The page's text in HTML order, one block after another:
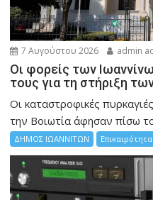
7 Αυγούστου 2026 admin
Οι φορείς των
τους για τη στήριξη
Οι καταστροφικές
την Bοιωτία άφησαν πίσω
ΔΗΜΟΣ ΙΩΑΝΝΙΤΩΝ Επικαιρότητα